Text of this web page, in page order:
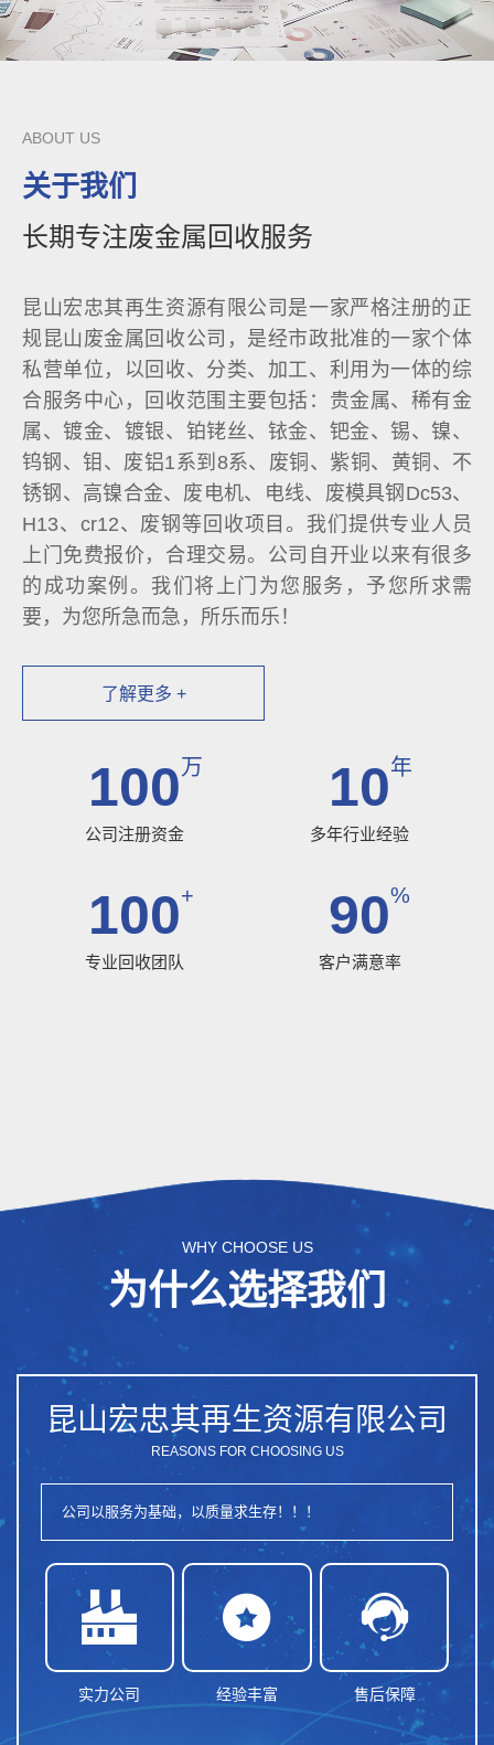
ABOUT US
关于我们
长期专注废金属回收服务
昆山宏忠其再生资源有限公司是一家严格注册的正
规昆山废金属回收公司，是经市政批准的一家个体
私营单位，以回收、分类、加工、利用为一体的综
合服务中心，回收范围主要包括：贵金属、稀有金
属、镀金、镀银、铂铑丝、铱金、钯金、锡、镍、
钨钢、钼、废铝1系到8系、废铜、紫铜、黄铜、不
锈钢、高镍合金、废电机、电线、废模具钢Dc53、
H13、cr12、废钢等回收项目。我们提供专业人员
上门免费报价，合理交易。公司自开业以来有很多
的成功案例。我们将上门为您服务，予您所求需
要，为您所急而急，所乐而乐！
了解更多 +
100万
公司注册资金
10年
多年行业经验
100+
专业回收团队
90%
客户满意率
WHY CHOOSE US
为什么选择我们
昆山宏忠其再生资源有限公司
REASONS FOR CHOOSING US
公司以服务为基础，以质量求生存！！！

实力公司

经验丰富

售后保障